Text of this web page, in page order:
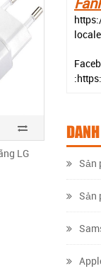
LG
Sản
Sản